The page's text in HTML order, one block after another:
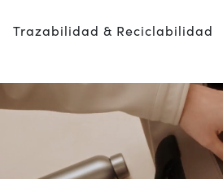
Trazabilidad & Reciclabilidad